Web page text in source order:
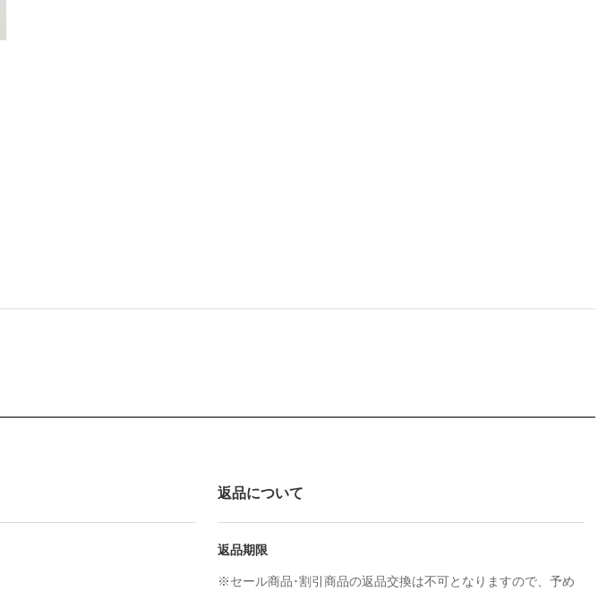
返品について
返品期限
※セール商品･割引商品の返品交換は不可となりますので、予め